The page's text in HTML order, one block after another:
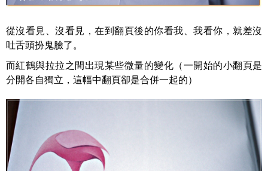
從沒看見、沒看見，在到翻頁後的你看我、我看你，就差沒
吐舌頭扮鬼臉了。
而紅鶴與拉拉之間出現某些微量的變化（一開始的小翻頁是
分開各自獨立，這幅中翻頁卻是合併一起的）